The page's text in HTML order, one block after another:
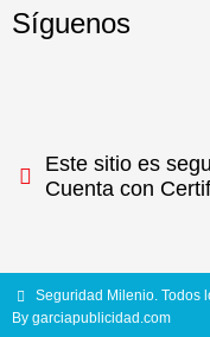
Síguenos
Este sitio es
Cuenta con
Seguridad Milenio. Todos
By garciapublicidad.com